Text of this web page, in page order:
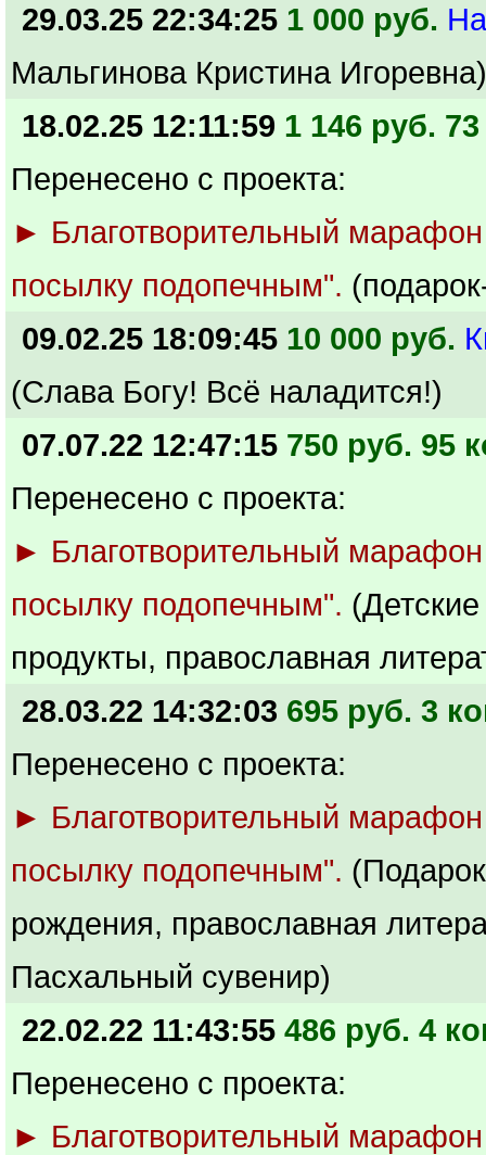
29.03.25 22:34:25 1 000 руб.
Мальгинова Кристина Игоревна)
18.02.25 12:11:59 1 146 руб.
Перенесено с проекта:
► Благотворительный
посылку подопечным".
09.02.25 18:09:45 10 000 руб.
(Слава Богу! Всё наладится!)
07.07.22 12:47:15 750 руб. 95
Перенесено с проекта:
► Благотворительный
посылку подопечным".
продукты, православная
28.03.22 14:32:03 695 руб. 3
Перенесено с проекта:
► Благотворительный
посылку подопечным".
рождения, православная
Пасхальный сувенир)
22.02.22 11:43:55 486 руб. 4
Перенесено с проекта:
► Благотворительный